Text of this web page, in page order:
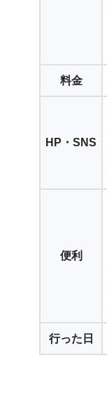
料金
HP・SNS
便利
行った日